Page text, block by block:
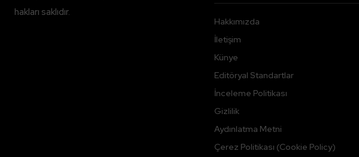
hakları saklıdır.
Hakkımızda
İletişim
Künye
Editöryal Standartlar
İnceleme Politikası
Gizlilik
Aydınlatma Metni
Çerez Politikası (Cookie Policy)